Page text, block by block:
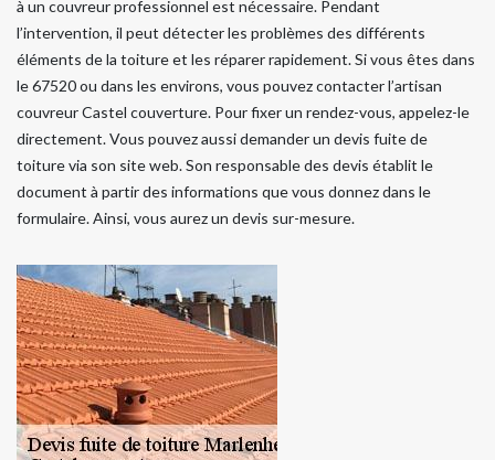
à un couvreur professionnel est nécessaire. Pendant
l’intervention, il peut détecter les problèmes des différents
éléments de la toiture et les réparer rapidement. Si vous êtes dans
le 67520 ou dans les environs, vous pouvez contacter l’artisan
couvreur Castel couverture. Pour fixer un rendez-vous, appelez-le
directement. Vous pouvez aussi demander un devis fuite de
toiture via son site web. Son responsable des devis établit le
document à partir des informations que vous donnez dans le
formulaire. Ainsi, vous aurez un devis sur-mesure.